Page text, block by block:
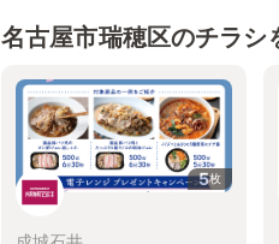
名古屋市瑞穂区のチラシ
5枚